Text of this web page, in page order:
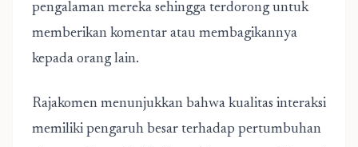
pengalaman mereka sehingga terdorong untuk
memberikan komentar atau membagikannya
kepada orang lain.
Rajakomen menunjukkan bahwa kualitas interaksi
memiliki pengaruh besar terhadap pertumbuhan